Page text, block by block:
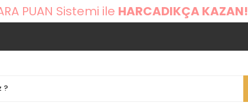
PUAN Sistemi ile HARCADIKÇA KAZAN!